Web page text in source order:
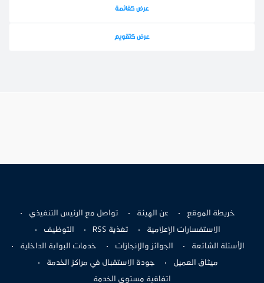
عرض كقائمة
عرض كتقويم
خريطة الموقع عن الهيئة تواصل مع الرئيس التنفيذي
الاستفسارات الإعلامية تغذية RSS التوظيف
الأسئلة الشائعة الجوائز والإنجازات خدمات البوابة الداخلية
ميثاق العميل جودة الاستقبال في مراكز الخدمة
اتفاقية مستوى الخدمة